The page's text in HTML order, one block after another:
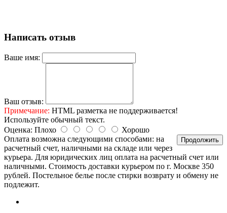
Написать отзыв
Ваше имя:
Ваш отзыв:
Примечание: HTML разметка не поддерживается!
Используйте обычный текст.
Оценка: Плохо Хорошо
Продолжить
Оплата возможна следующими способами: на
расчетный счет, наличными на складе или через
курьера. Для юридических лиц оплата на расчетный счет или
наличными. Стоимость доставки курьером по г. Москве 350
рублей. Постельное белье после стирки возврату и обмену не
подлежит.